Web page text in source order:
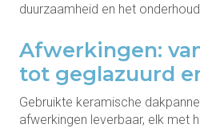
duurzaamheid en het
Afwerkingen:
tot geglazuurd
Gebruikte keramische
afwerkingen leverbaar, elk met